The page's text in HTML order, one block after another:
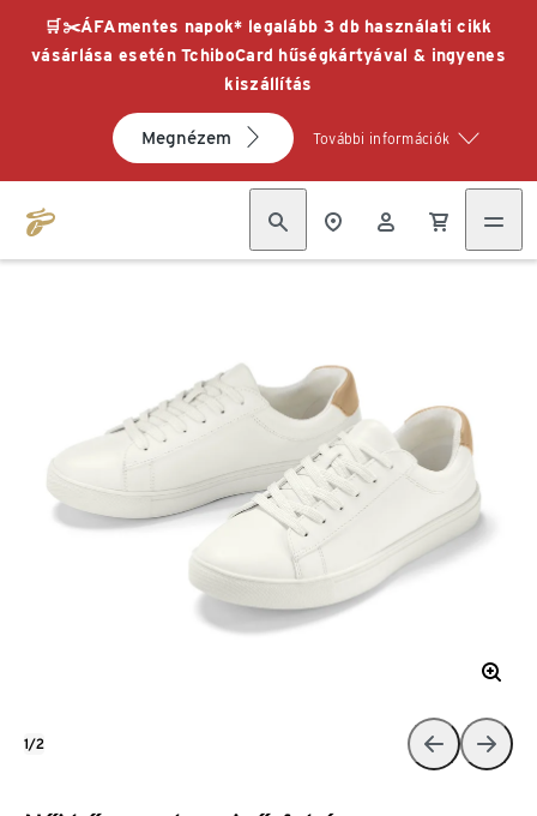
🛒✂️ÁFAmentes napok* legalább 3 db használati cikk
vásárlása esetén TchiboCard hűségkártyával & ingyenes
kiszállítás
Megnézem További információk
1/2